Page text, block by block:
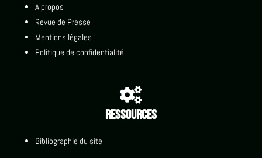
A propos
Revue de Presse
Mentions légales
Politique de confidentialité

Ressources
Bibliographie du site